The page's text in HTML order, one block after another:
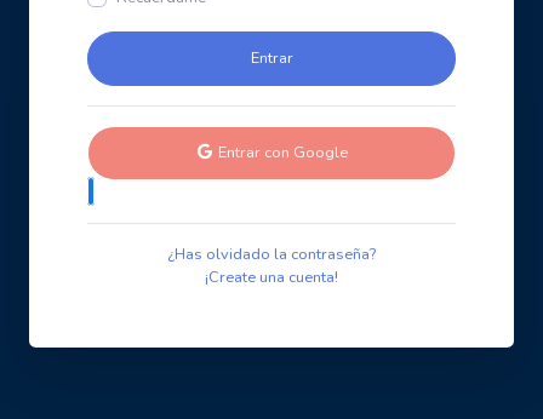
Entrar con Google
¿Has olvidado la contraseña?
¡Create una cuenta!